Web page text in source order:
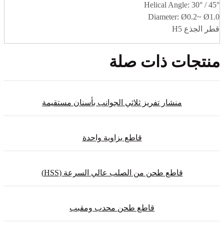
Helical Angle: 30° / 45°
Diameter: Ø0.2~ Ø1.0
قطر الجذع H5
منتجات ذات صلة
منشار تفريز ثلاثي الجوانب بأسنان مستقيمة
قاطع بزاوية واحدة
قاطع طحن من الصلب عالي السرعة (HSS)
قاطع طحن محدب ومقبب